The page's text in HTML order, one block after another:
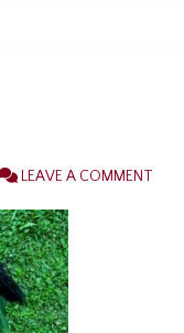
LEAVE A COMMENT